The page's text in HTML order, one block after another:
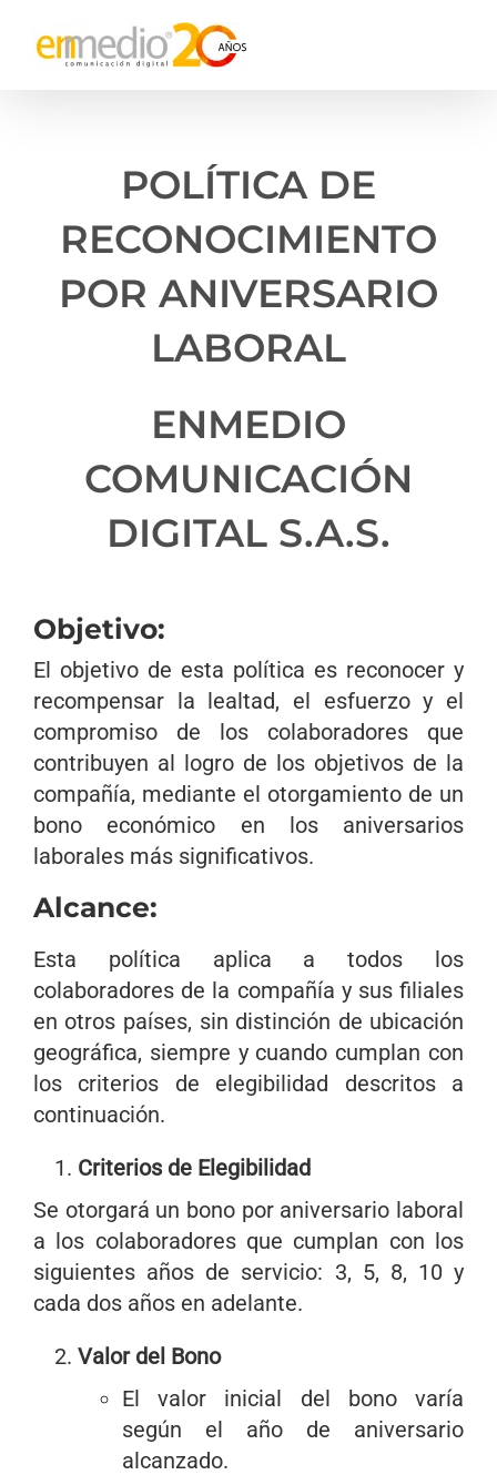
content
POLÍTICA DE
RECONOCIMIENTO
POR ANIVERSARIO
LABORAL
ENMEDIO
COMUNICACIÓN
DIGITAL S.A.S.
Objetivo:
El objetivo de esta política es reconocer y
recompensar la lealtad, el esfuerzo y el
compromiso de los colaboradores que
contribuyen al logro de los objetivos de la
compañía, mediante el otorgamiento de un
bono económico en los aniversarios
laborales más significativos.
Alcance:
Esta política aplica a todos los
colaboradores de la compañía y sus filiales
en otros países, sin distinción de ubicación
geográfica, siempre y cuando cumplan con
los criterios de elegibilidad descritos a
continuación.
Criterios de Elegibilidad
Se otorgará un bono por aniversario laboral
a los colaboradores que cumplan con los
siguientes años de servicio: 3, 5, 8, 10 y
cada dos años en adelante.
Valor del Bono
El valor inicial del bono varía
según el año de aniversario
alcanzado.